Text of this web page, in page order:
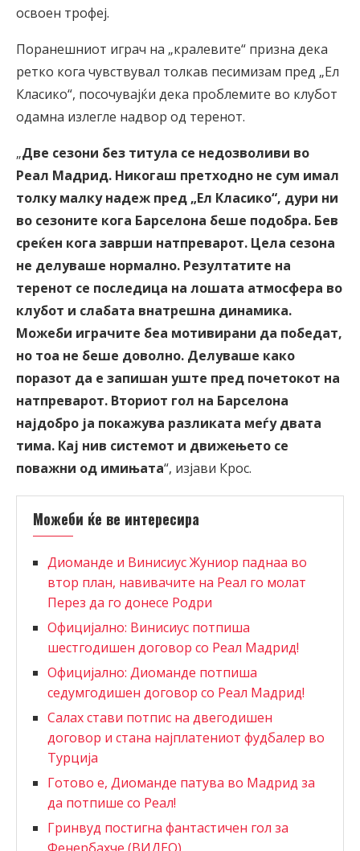
освоен трофеј.
Поранешниот играч на „кралевите“ призна дека
ретко кога чувствувал толкав песимизам пред „Ел
Класико“, посочувајќи дека проблемите во клубот
одамна излегле надвор од теренот.
„Две сезони без титула се недозволиви во
Реал Мадрид. Никогаш претходно не сум имал
толку малку надеж пред „Ел Класико“, дури ни
во сезоните кога Барселона беше подобра. Бев
среќен кога заврши натпреварот. Цела сезона
не делуваше нормално. Резултатите на
теренот се последица на лошата атмосфера во
клубот и слабата внатрешна динамика.
Можеби играчите беа мотивирани да победат,
но тоа не беше доволно. Делуваше како
поразот да е запишан уште пред почетокот на
натпреварот. Вториот гол на Барселона
најдобро ја покажува разликата меѓу двата
тима. Кај нив системот и движењето се
поважни од имињата“, изјави Крос.
Можеби ќе ве интересира
Диоманде и Винисиус Жуниор паднаа во
втор план, навивачите на Реал го молат
Перез да го донесе Родри
Официјално: Винисиус потпиша
шестгодишен договор со Реал Мадрид!
Официјално: Диоманде потпиша
седумгодишен договор со Реал Мадрид!
Салах стави потпис на двегодишен
договор и стана најплатениот фудбалер во
Турција
Готово е, Диоманде патува во Мадрид за
да потпише со Реал!
Гринвуд постигна фантастичен гол за